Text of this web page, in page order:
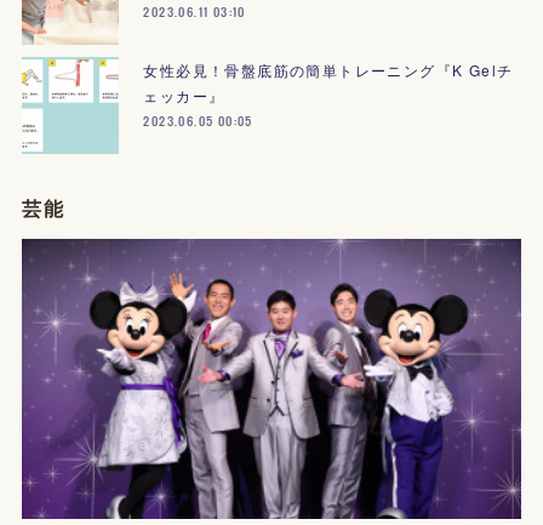
2023.06.11 03:10
女性必見！骨盤底筋の簡単トレーニング『K Gelチ
ェッカー』
2023.06.05 00:05
芸能